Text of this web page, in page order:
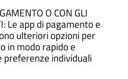
O CON GLI
Le app di pagamento e
ulteriori opzioni per
in modo rapido e
preferenze individuali